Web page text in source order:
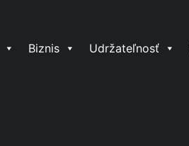
Biznis Udržateľnosť